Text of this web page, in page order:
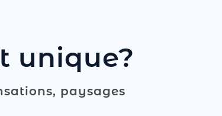
unique?
paysages